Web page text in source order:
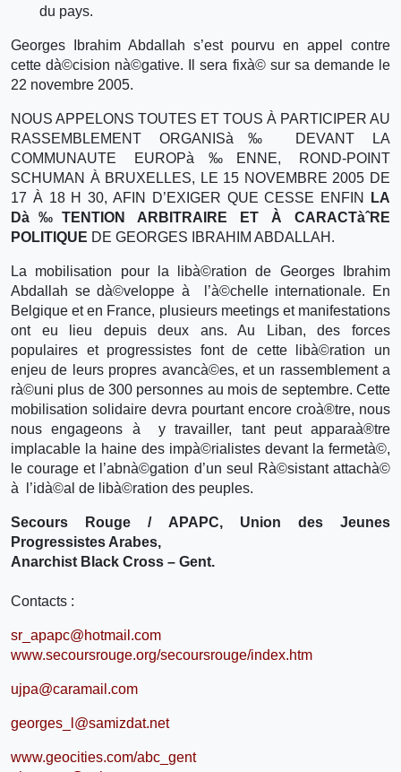
du pays.
Georges Ibrahim Abdallah s’est pourvu en appel contre
cette dà©cision nà©gative. Il sera fixà© sur sa demande le
22 novembre 2005.
NOUS APPELONS TOUTES ET TOUS À PARTICIPER AU
RASSEMBLEMENT ORGANISà‰ DEVANT LA
COMMUNAUTE EUROPà‰ENNE, ROND-POINT
SCHUMAN À BRUXELLES, LE 15 NOVEMBRE 2005 DE
17 À 18 H 30, AFIN D’EXIGER QUE CESSE ENFIN
LA
Dà‰TENTION ARBITRAIRE ET À CARACTàˆRE
POLITIQUE DE GEORGES IBRAHIM ABDALLAH.
La mobilisation pour la libà©ration de Georges Ibrahim
Abdallah se dà©veloppe à l’à©chelle internationale. En
Belgique et en France, plusieurs meetings et manifestations
ont eu lieu depuis deux ans. Au Liban, des forces
populaires et progressistes font de cette libà©ration un
enjeu de leurs propres avancà©es, et un rassemblement a
rà©uni plus de 300 personnes au mois de septembre. Cette
mobilisation solidaire devra pourtant encore croà®tre, nous
nous engageons à y travailler, tant peut apparaà®tre
implacable la haine des impà©rialistes devant la fermetà©,
le courage et l’abnà©gation d’un seul Rà©sistant attachà©
à l’idà©al de libà©ration des peuples.
Secours Rouge / APAPC, Union des Jeunes
Progressistes Arabes,
Anarchist Black Cross – Gent.
Contacts :
sr_apapc@hotmail.com
www.secoursrouge.org/secoursrouge/index.htm
ujpa@caramail.com
georges_l@samizdat.net
www.geocities.com/abc_gent